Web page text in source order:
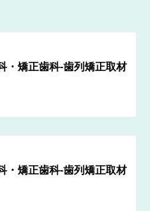
・矯正歯科-歯列矯正取材
・矯正歯科-歯列矯正取材